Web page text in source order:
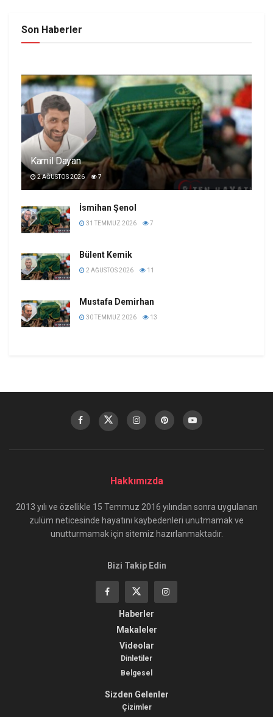
Son Haberler
Kamil Dayan
2 AĞUSTOS 2026 7
İsmihan Şenol
31 TEMMUZ 2026 7
Bülent Kemik
2 AĞUSTOS 2026 11
Mustafa Demirhan
30 TEMMUZ 2026 13
Hakkımızda
2013 yılı ve özellikle 15 Temmuz 2016 yılından sonra uygulanan
zulüm neticesinde hayatını kaybedenleri unutmamak ve
unutturmamak için sitemiz hazırlanmaktadır.
Bizi Takip Edin
Haberler
Makaleler
Videolar
Dinletiler
Belgesel
Sizden Gelenler
Çizimler